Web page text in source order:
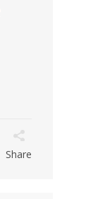
Share